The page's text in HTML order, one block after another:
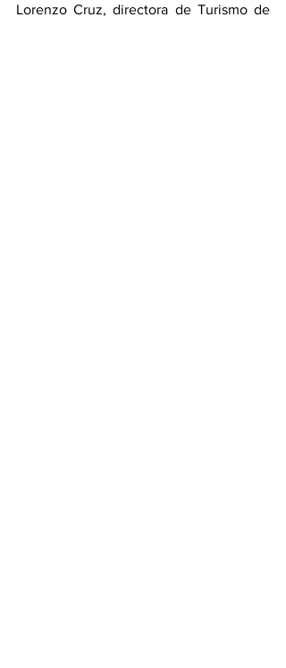
Lorenzo Cruz, directora de Turismo de